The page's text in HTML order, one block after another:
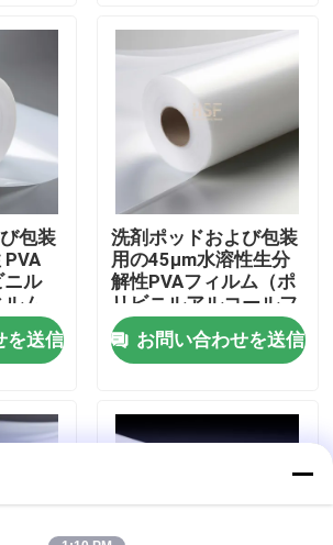
ンフィルム
レンフィルム
包装
ニル
ム
を送信
洗剤ポッドおよび包装
用の45μm水溶性生分
解性PVAフィルム（ポ
リビニルアルコールフ
ィルム）
お問い合わせを送信